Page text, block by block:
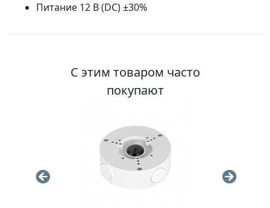
Питание 12 В (DC) ±30%
С этим товаром часто
покупают